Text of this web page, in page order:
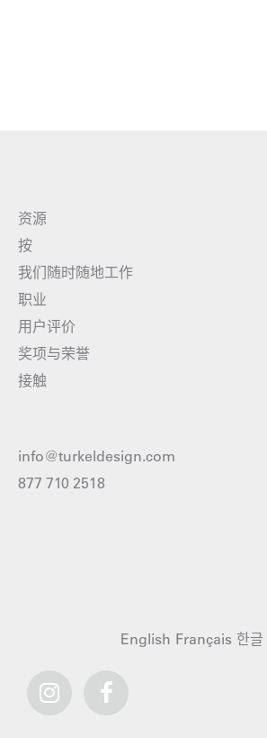
资源
按
我们随时随地工作
职业
用户评价
奖项与荣誉
接触
info@turkeldesign.com
877 710 2518
English Français 한글